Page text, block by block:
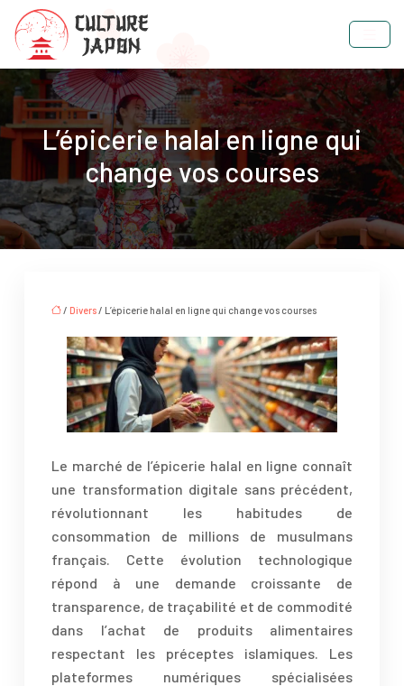
L’épicerie halal en ligne qui
change vos courses
/ Divers/ L’épicerie halal en ligne qui change vos courses
Le marché de l’épicerie halal en ligne connaît
une transformation digitale sans précédent,
révolutionnant les habitudes de
consommation de millions de musulmans
français. Cette évolution technologique
répond à une demande croissante de
transparence, de traçabilité et de commodité
dans l’achat de produits alimentaires
respectant les préceptes islamiques. Les
plateformes numériques spécialisées